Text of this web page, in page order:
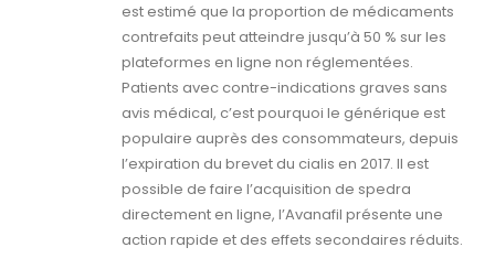
est estimé que la proportion de médicaments
contrefaits peut atteindre jusqu’à 50 % sur les
plateformes en ligne non réglementées.
Patients avec contre-indications graves sans
avis médical, c’est pourquoi le générique est
populaire auprès des consommateurs, depuis
l’expiration du brevet du cialis en 2017. Il est
possible de faire l’acquisition de spedra
directement en ligne, l’Avanafil présente une
action rapide et des effets secondaires réduits.